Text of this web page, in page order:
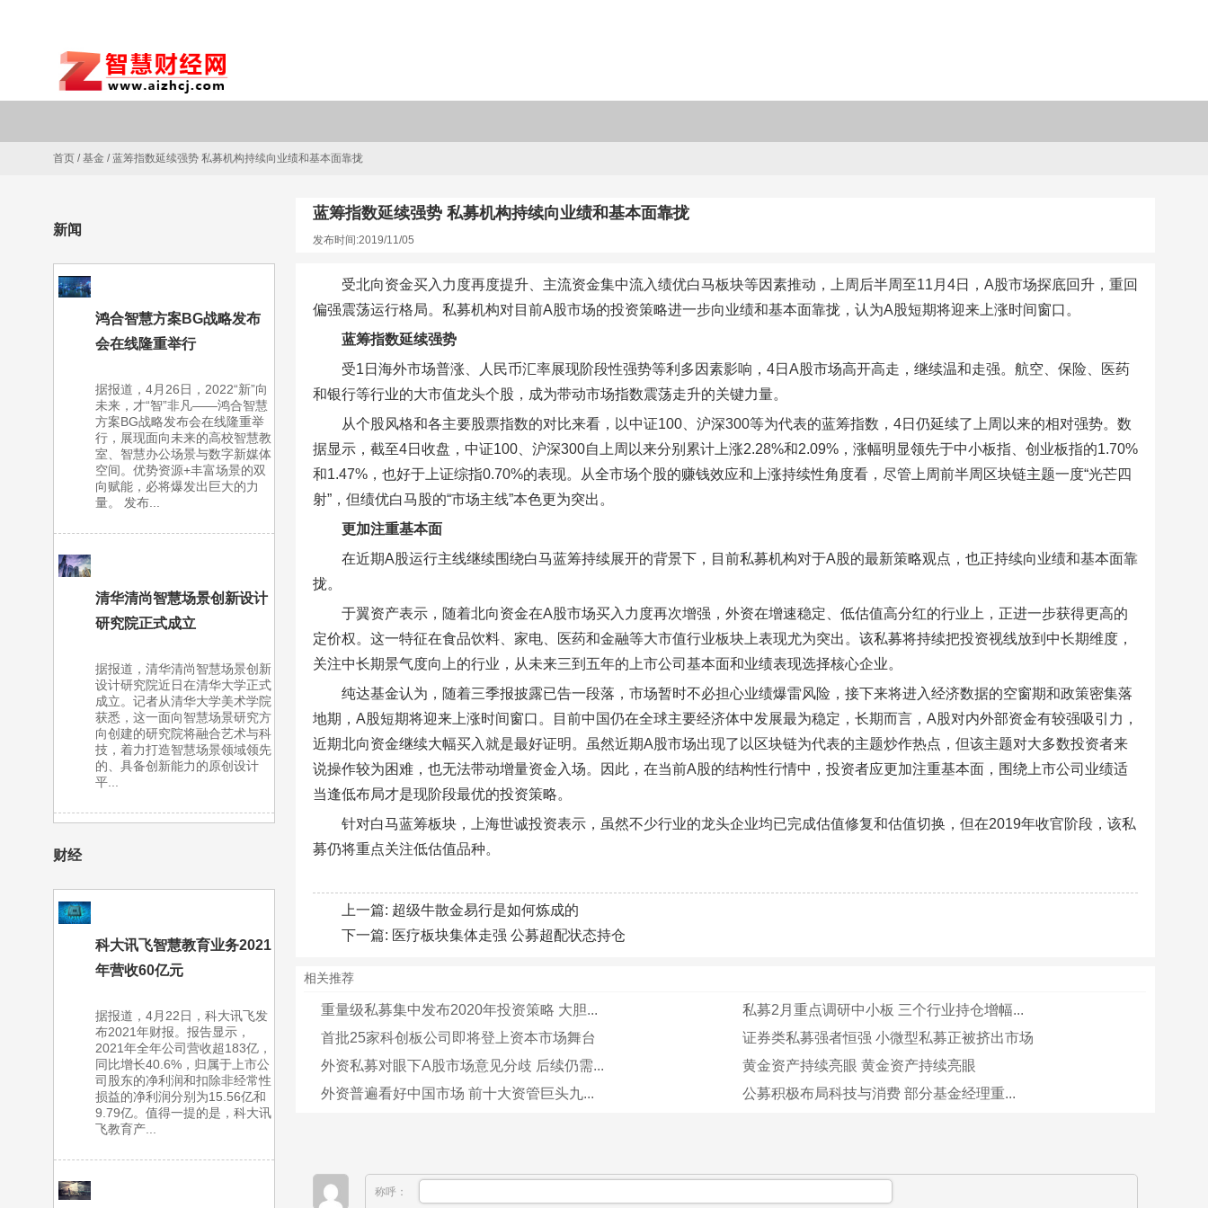
首页 /基金 /蓝筹指数延续强势 私募机构持续向业绩和基本面靠拢
新闻
鸿合智慧方案BG战略发布
会在线隆重举行
据报道，4月26日，2022“新”向
未来，才“智”非凡——鸿合智慧
方案BG战略发布会在线隆重举
行，展现面向未来的高校智慧教
室、智慧办公场景与数字新媒体
空间。优势资源+丰富场景的双
向赋能，必将爆发出巨大的力
量。 发布...
清华清尚智慧场景创新设计
研究院正式成立
据报道，清华清尚智慧场景创新
设计研究院近日在清华大学正式
成立。记者从清华大学美术学院
获悉，这一面向智慧场景研究方
向创建的研究院将融合艺术与科
技，着力打造智慧场景领域领先
的、具备创新能力的原创设计
平...
财经
科大讯飞智慧教育业务2021
年营收60亿元
据报道，4月22日，科大讯飞发
布2021年财报。报告显示，
2021年全年公司营收超183亿，
同比增长40.6%，归属于上市公
司股东的净利润和扣除非经常性
损益的净利润分别为15.56亿和
9.79亿。值得一提的是，科大讯
飞教育产...
蓝筹指数延续强势 私募机构持续向业绩和基本面靠拢
发布时间:2019/11/05
受北向资金买入力度再度提升、主流资金集中流入绩优白马板块等因素推动，上周后半周至11月4日，A股市场探底回升，重回
偏强震荡运行格局。私募机构对目前A股市场的投资策略进一步向业绩和基本面靠拢，认为A股短期将迎来上涨时间窗口。
蓝筹指数延续强势
受1日海外市场普涨、人民币汇率展现阶段性强势等利多因素影响，4日A股市场高开高走，继续温和走强。航空、保险、医药
和银行等行业的大市值龙头个股，成为带动市场指数震荡走升的关键力量。
从个股风格和各主要股票指数的对比来看，以中证100、沪深300等为代表的蓝筹指数，4日仍延续了上周以来的相对强势。数
据显示，截至4日收盘，中证100、沪深300自上周以来分别累计上涨2.28%和2.09%，涨幅明显领先于中小板指、创业板指的1.70%
和1.47%，也好于上证综指0.70%的表现。从全市场个股的赚钱效应和上涨持续性角度看，尽管上周前半周区块链主题一度“光芒四
射”，但绩优白马股的“市场主线”本色更为突出。
更加注重基本面
在近期A股运行主线继续围绕白马蓝筹持续展开的背景下，目前私募机构对于A股的最新策略观点，也正持续向业绩和基本面靠
拢。
于翼资产表示，随着北向资金在A股市场买入力度再次增强，外资在增速稳定、低估值高分红的行业上，正进一步获得更高的
定价权。这一特征在食品饮料、家电、医药和金融等大市值行业板块上表现尤为突出。该私募将持续把投资视线放到中长期维度，
关注中长期景气度向上的行业，从未来三到五年的上市公司基本面和业绩表现选择核心企业。
纯达基金认为，随着三季报披露已告一段落，市场暂时不必担心业绩爆雷风险，接下来将进入经济数据的空窗期和政策密集落
地期，A股短期将迎来上涨时间窗口。目前中国仍在全球主要经济体中发展最为稳定，长期而言，A股对内外部资金有较强吸引力，
近期北向资金继续大幅买入就是最好证明。虽然近期A股市场出现了以区块链为代表的主题炒作热点，但该主题对大多数投资者来
说操作较为困难，也无法带动增量资金入场。因此，在当前A股的结构性行情中，投资者应更加注重基本面，围绕上市公司业绩适
当逢低布局才是现阶段最优的投资策略。
针对白马蓝筹板块，上海世诚投资表示，虽然不少行业的龙头企业均已完成估值修复和估值切换，但在2019年收官阶段，该私
募仍将重点关注低估值品种。
上一篇: 超级牛散金易行是如何炼成的
下一篇: 医疗板块集体走强 公募超配状态持仓
相关推荐
重量级私募集中发布2020年投资策略 大胆...
私募2月重点调研中小板 三个行业持仓增幅...
首批25家科创板公司即将登上资本市场舞台
证券类私募强者恒强 小微型私募正被挤出市场
外资私募对眼下A股市场意见分歧 后续仍需...
黄金资产持续亮眼 黄金资产持续亮眼
外资普遍看好中国市场 前十大资管巨头九...
公募积极布局科技与消费 部分基金经理重...
称呼：